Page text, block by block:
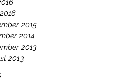
2015
2014
2013
2013